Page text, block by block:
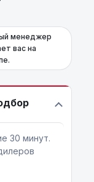
менеджер
вас на
30 минут.